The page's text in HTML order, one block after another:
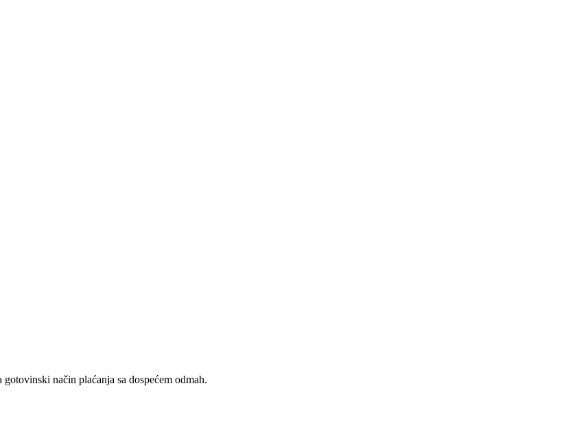
način plaćanja sa dospećem odmah.